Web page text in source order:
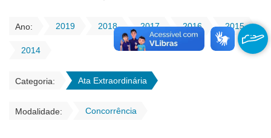
Ano: 2019 2018 2017 2016 2015
2014
Categoria: Ata Extraordinária
Modalidade: Concorrência